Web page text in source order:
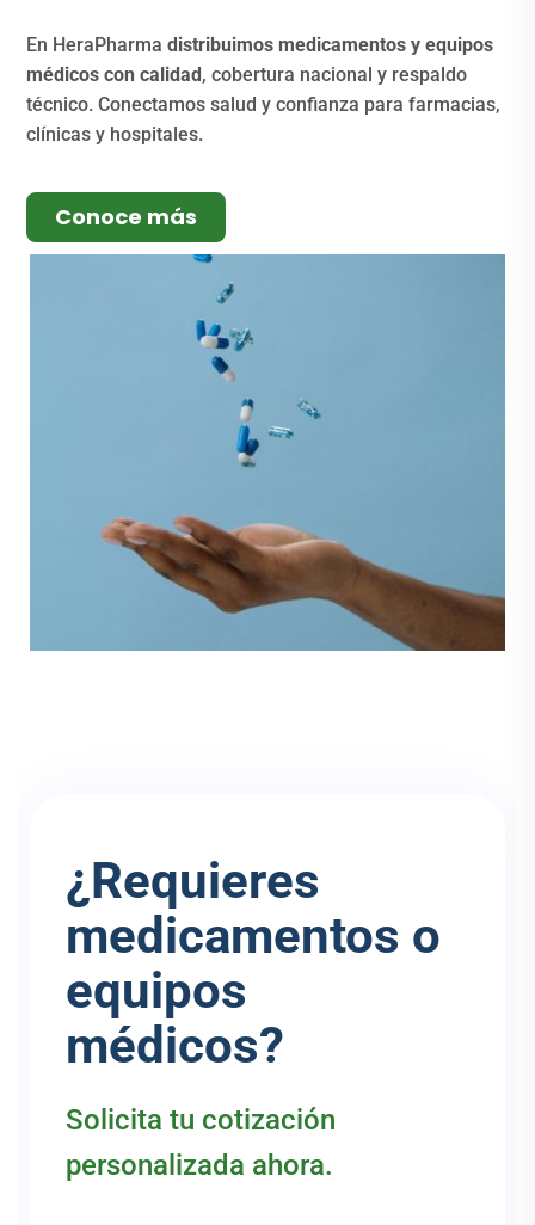
En HeraPharma distribuimos medicamentos y equipos
médicos con calidad, cobertura nacional y respaldo
técnico. Conectamos salud y confianza para farmacias,
clínicas y hospitales.
Conoce más
¿Requieres
medicamentos o
equipos
médicos?
Solicita tu cotización
personalizada ahora.